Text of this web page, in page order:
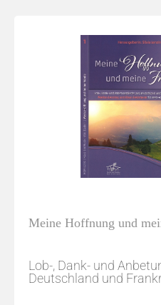
Meine Hoffnung und
Lob-, Dank- und
Deutschland und